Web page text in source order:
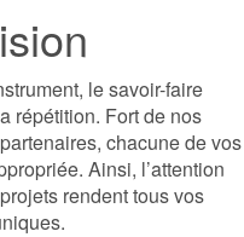
le savoir-faire
répétition. Fort de nos
chacune de vos
Ainsi, l’attention
rendent tous vos